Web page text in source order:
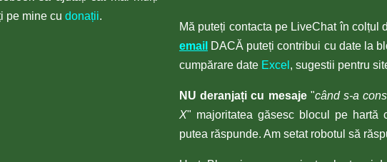
pe mine cu donații.
Mă puteți contacta pe LiveChat în colțul
email DACĂ puteți contribui cu date la
cumpărare date Excel , sugestii pentru
NU deranjați cu mesaje "când s-a
X" majoritatea găsesc blocul pe hartă
putea răspunde. Am setat robotul să